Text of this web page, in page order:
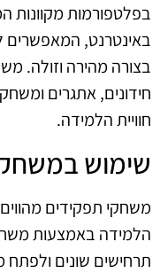
בפלטפורמות מקוונות
באינטרנט, המאפשרים
בצורה מהירה וזולה.
חידונים, אתגרים
חוויית הלמידה.
שימוש
משחקי תפקידים
הלמידה באמצעות
תרחישים שונים ולפתח